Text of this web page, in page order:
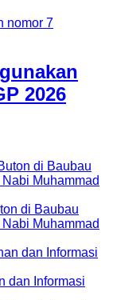
2026
di Baubau
Muhammad
dan Informasi